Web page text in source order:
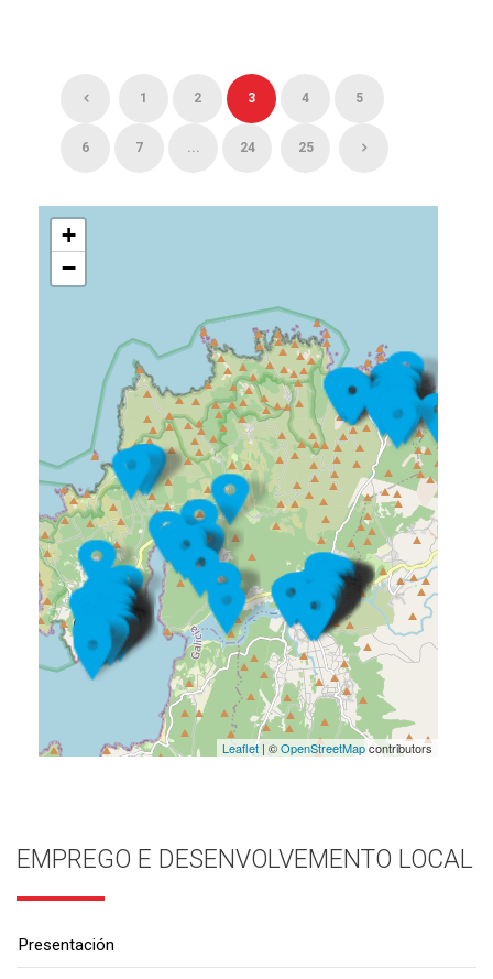
1 2 3 4 5
6 7 ... 24 25
+
−
Leaflet| ©OpenStreetMapcontributors
EMPREGO E DESENVOLVEMENTO LOCAL
Presentación